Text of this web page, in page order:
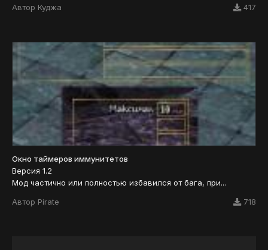
Автор Куджа 417
Окно таймеров иммунитетов
Версия 1.2
Мод частично или полностью избавился от бага, при...
Автор Pirate 718